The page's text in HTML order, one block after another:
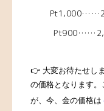
👉 大変お待たせし
の価格となります。
が、今、金の価格は